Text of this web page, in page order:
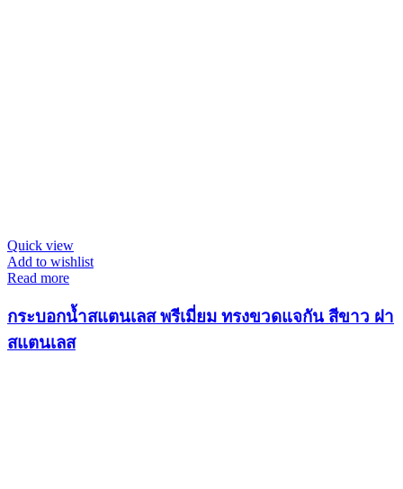
Quick view
Add to wishlist
Read more
กระบอกน้ำสแตนเลส พรีเมี่ยม ทรงขวดแจกัน สีขาว ฝา
สแตนเลส